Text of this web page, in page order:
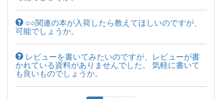
○○関連の本が入荷したら教えてほしいのですが、
可能でしょうか。
レビューを書いてみたいのですが、レビューが書
かれている資料がありませんでした。 気軽に書いて
も良いものでしょうか。